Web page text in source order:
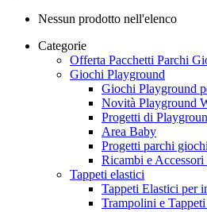
Nessun prodotto nell'elenco
Categorie
Offerta Pacchetti Parchi
Giochi Playground
Giochi Playground
Novità Playground
Progetti di
Area Baby
Progetti parchi giochi
Ricambi e
Tappeti elastici
Tappeti Elastici per
Trampolini e